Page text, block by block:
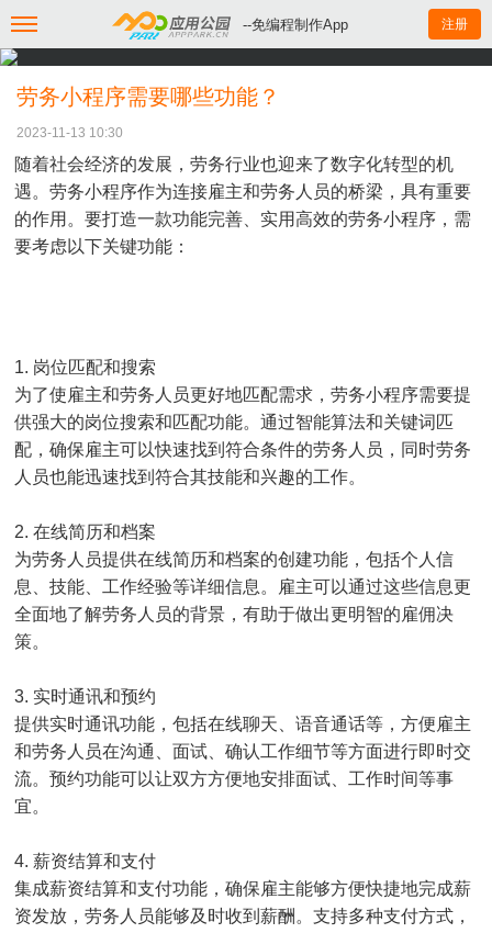
--免编程制作App 注册
劳务小程序需要哪些功能？
2023-11-13 10:30
随着社会经济的发展，劳务行业也迎来了数字化转型的机
遇。劳务小程序作为连接雇主和劳务人员的桥梁，具有重要
的作用。要打造一款功能完善、实用高效的劳务小程序，需
要考虑以下关键功能：
1. 岗位匹配和搜索
为了使雇主和劳务人员更好地匹配需求，劳务小程序需要提
供强大的岗位搜索和匹配功能。通过智能算法和关键词匹
配，确保雇主可以快速找到符合条件的劳务人员，同时劳务
人员也能迅速找到符合其技能和兴趣的工作。
2. 在线简历和档案
为劳务人员提供在线简历和档案的创建功能，包括个人信
息、技能、工作经验等详细信息。雇主可以通过这些信息更
全面地了解劳务人员的背景，有助于做出更明智的雇佣决
策。
3. 实时通讯和预约
提供实时通讯功能，包括在线聊天、语音通话等，方便雇主
和劳务人员在沟通、面试、确认工作细节等方面进行即时交
流。预约功能可以让双方方便地安排面试、工作时间等事
宜。
4. 薪资结算和支付
集成薪资结算和支付功能，确保雇主能够方便快捷地完成薪
资发放，劳务人员能够及时收到薪酬。支持多种支付方式，